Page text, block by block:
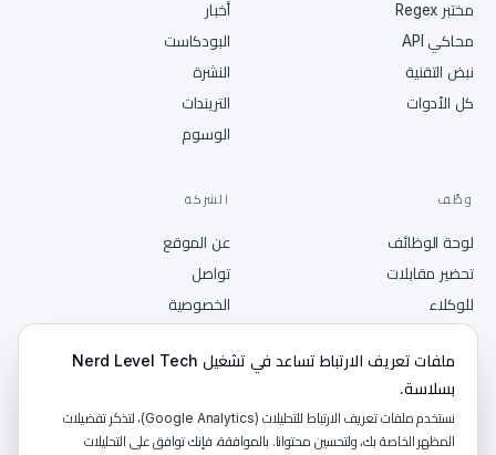
مختبر Regex
محاكي API
نبض التقنية
كل الأدوات
أخبار
البودكاست
النشرة
التريندات
الوسوم
وظّف
لوحة الوظائف
تحضير مقابلات
للوكلاء
انشر وظيفة
الشركة
عن الموقع
تواصل
الخصوصية
RSS ملفات تعريف الارتباط تساعد في تشغيل Nerd Level Tech
بسلاسة.
نستخدم ملفات تعريف الارتباط للتحليلات (Google Analytics)، لتذكر تفضيلات
المظهر الخاصة بك، ولتحسين محتوانا. بالموافقة، فإنك توافق على التحليلات